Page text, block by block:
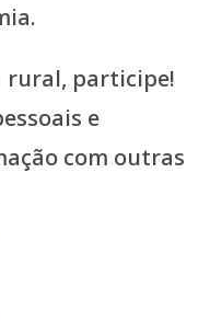
participe!
e
com outras